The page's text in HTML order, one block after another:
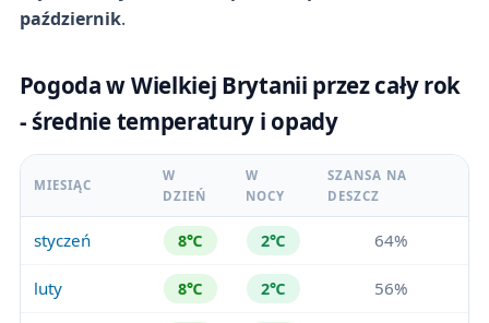
październik.
Pogoda w Wielkiej Brytanii przez cały rok
- średnie temperatury i opady
MIESIĄC
W
DZIEŃ
W
NOCY
SZANSA NA
DESZCZ
styczeń 8℃ 2℃ 64%
luty 8℃ 2℃ 56%